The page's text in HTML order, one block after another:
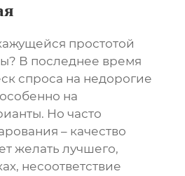
простотой
? В последнее время
спроса на недорогие
на
Но часто
– качество
желать лучшего,
несоответствие